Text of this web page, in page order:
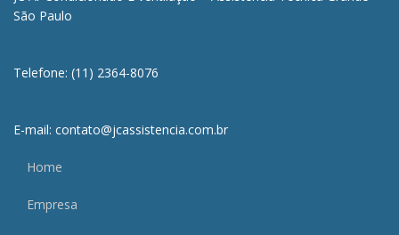
São Paulo
Telefone: (11) 2364-8076
E-mail: contato@jcassistencia.com.br
Home
Empresa